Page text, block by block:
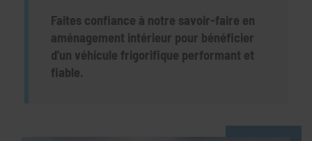
Faites confiance à notre savoir-faire en
aménagement intérieur pour bénéficier
d'un véhicule frigorifique performant et
fiable.